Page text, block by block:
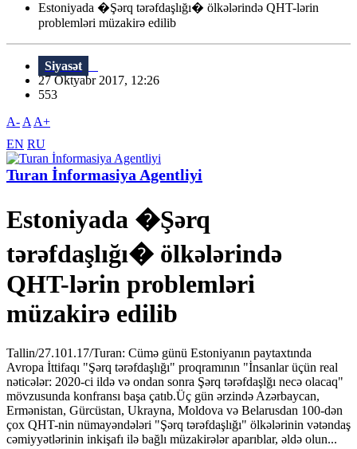
Estoniyada �Şərq tərəfdaşlığı� ölkələrində QHT-lərin
problemləri müzakirə edilib
Siyasət
27 Oktyabr 2017, 12:26
553
A- A A+
EN RU
Turan İnformasiya Agentliyi
Estoniyada �Şərq
tərəfdaşlığı� ölkələrində
QHT-lərin problemləri
müzakirə edilib
Tallin/27.101.17/Turan: Cümə günü Estoniyanın paytaxtında
Avropa İttifaqı "Şərq tərəfdaşlığı" proqramının "İnsanlar üçün real
nəticələr: 2020-ci ildə və ondan sonra Şərq tərəfdaşlğı necə olacaq"
mövzusunda konfransı başa çatıb.Üç gün ərzində Azərbaycan,
Ermənistan, Gürcüstan, Ukrayna, Moldova və Belarusdan 100-dən
çox QHT-nin nümayəndələri "Şərq tərəfdaşlığı" ölkələrinin vətəndaş
cəmiyyətlərinin inkişafı ilə bağlı müzakirələr aparıblar, əldə olun...